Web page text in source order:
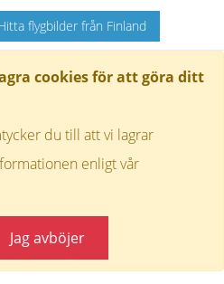
cookies för att göra ditt
du till att vi lagrar
enligt vår
Jag avböjer
flygbilder från Finland